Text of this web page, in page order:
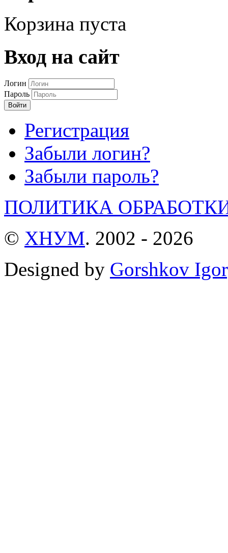
Корзина пуста
Вход на сайт
Логин
Пароль
Войти
Регистрация
Забыли логин?
Забыли пароль?
ПОЛИТИКА
© ХНУМ. 2002 - 2026
Designed by Gorshkov Igor